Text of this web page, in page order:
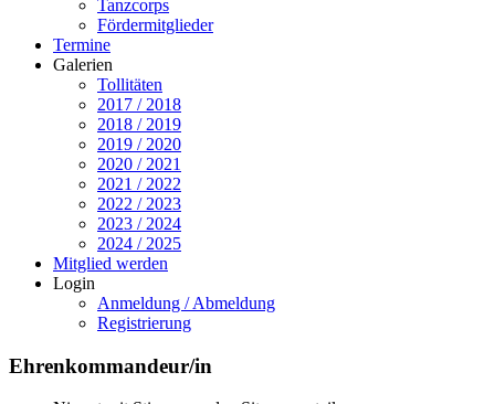
Tanzcorps
Fördermitglieder
Termine
Galerien
Tollitäten
2017 / 2018
2018 / 2019
2019 / 2020
2020 / 2021
2021 / 2022
2022 / 2023
2023 / 2024
2024 / 2025
Mitglied werden
Login
Anmeldung / Abmeldung
Registrierung
Ehrenkommandeur/in